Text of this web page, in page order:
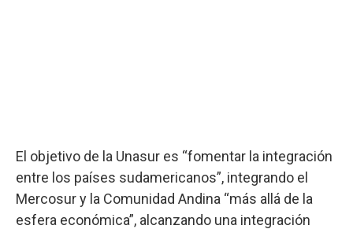
El objetivo de la Unasur es “fomentar la integración
entre los países sudamericanos”, integrando el
Mercosur y la Comunidad Andina “más allá de la
esfera económica”, alcanzando una integración